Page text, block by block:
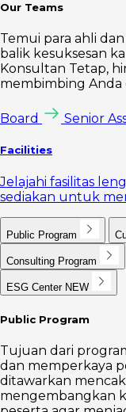
Our Teams
Temui para ahli
balik kesuksesan
Konsultan Tetap,
membimbing Anda
Board Senior
Facilities
Jelajahi fasilitas
sediakan untuk
Public Program
Consulting Program
ESG Center NEW
Public Program
Tujuan dari
dan memperkaya
ditawarkan
mengembangkan